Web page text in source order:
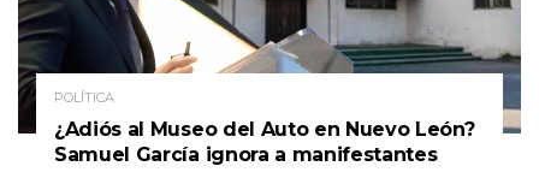
POLÍTICA
¿Adiós al Museo del Auto en Nuevo León?
Samuel García ignora a manifestantes